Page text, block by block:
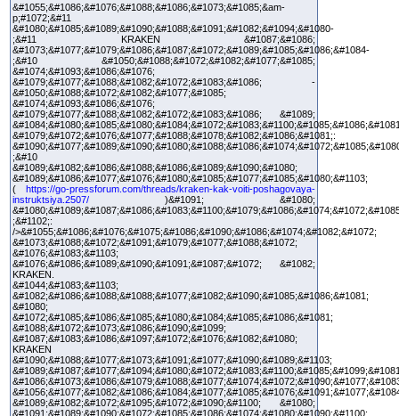
&#1055;&#1086;&#1076;&#1088;&#1086;&#1073;&#1085;&am-
p;#1072;&#11
&#1080;&#1085;&#1089;&#1090;&#1088;&#1091;&#1082;&#1094;&#1080-
;&#11 KRAKEN &#1087;&#1086;
&#1073;&#1077;&#1079;&#1086;&#1087;&#1072;&#1089;&#1085;&#1086;&#1084-
;&#10 &#1050;&#1088;&#1072;&#1082;&#1077;&#1085;
&#1074;&#1093;&#1086;&#1076;
&#1079;&#1077;&#1088;&#1082;&#1072;&#1083;&#1086; -
&#1050;&#1088;&#1072;&#1082;&#1077;&#1085;
&#1074;&#1093;&#1086;&#1076;
&#1079;&#1077;&#1088;&#1082;&#1072;&#1083;&#1086; &#1089;
&#1079;&#1072;&#1076;&#1077;&#1088;&#1078;&#1082;&#1086;&#1081;:
;&#10
&#1089;&#1082;&#1086;&#1088;&#1086;&#1089;&#1090;&#1080;
&#1089;&#1086;&#1077;&#1076;&#1080;&#1085;&#1077;&#1085;&#1080;&#1103;
( https://go-pressforum.com/threads/kraken-kak-voiti-poshagovaya-
instruktsiya.2507/ )&#1091; &#1080;
;&#1102;:
/>&#1055;&#1086;&#1076;&#1075;&#1086;&#1090;&#1086;&#1074;&#1082;&#1072;
&#1073;&#1088;&#1072;&#1091;&#1079;&#1077;&#1088;&#1072;
&#1076;&#1083;&#1103;
&#1076;&#1086;&#1089;&#1090;&#1091;&#1087;&#1072; &#1082;
KRAKEN.
&#1044;&#1083;&#1103;
&#1082;&#1086;&#1088;&#1088;&#1077;&#1082;&#1090;&#1085;&#1086;&#1081;
&#1080;
&#1072;&#1085;&#1086;&#1085;&#1080;&#1084;&#1085;&#1086;&#1081;
&#1088;&#1072;&#1073;&#1086;&#1090;&#1099;
&#1087;&#1083;&#1086;&#1097;&#1072;&#1076;&#1082;&#1080;
KRAKEN
&#1090;&#1088;&#1077;&#1073;&#1091;&#1077;&#1090;&#1089;&#1103;
&#1089;&#1082;&#1072;&#1095;&#1072;&#1090;&#1100; &#1080;
&#1091;&#1089;&#1090;&#1072;&#1085;&#1086;&#1074;&#1080;&#1090;&#1100;